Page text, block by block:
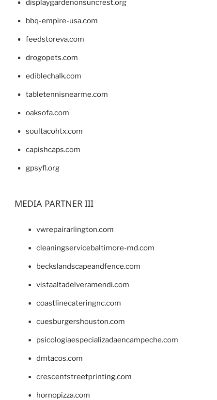
displaygardenonsuncrest.org
bbq-empire-usa.com
feedstoreva.com
drogopets.com
ediblechalk.com
tabletennisnearme.com
oaksofa.com
soultacohtx.com
capishcaps.com
gpsyfl.org
MEDIA PARTNER III
vwrepairarlington.com
cleaningservicebaltimore-md.com
beckslandscapeandfence.com
vistaaltadelveramendi.com
coastlinecateringnc.com
cuesburgershouston.com
psicologiaespecializadaencampeche.com
dmtacos.com
crescentstreetprinting.com
hornopizza.com